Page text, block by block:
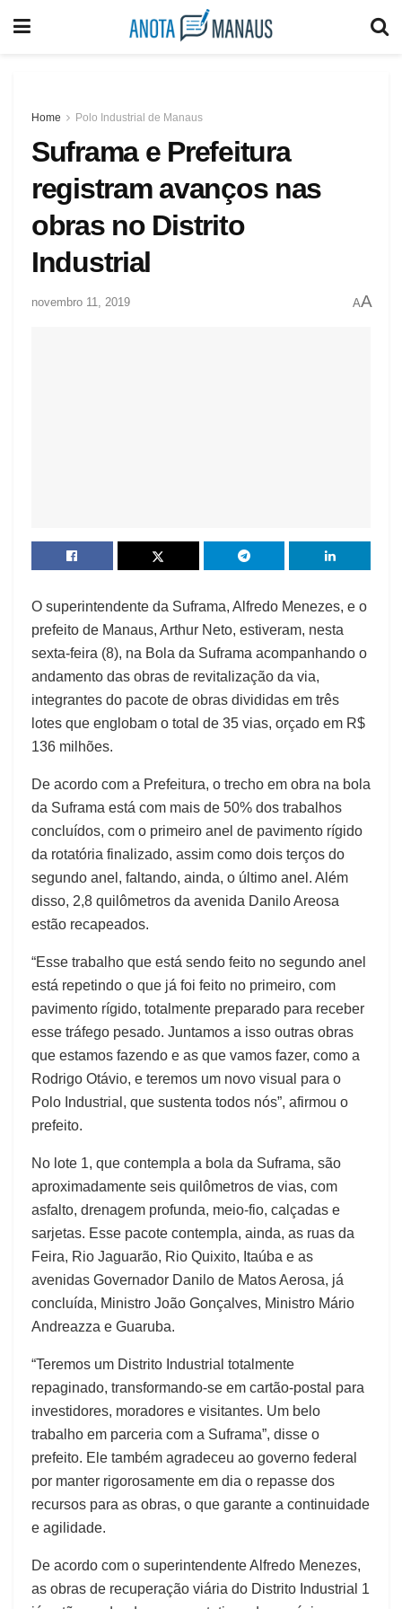
Home Polo Industrial de Manaus
Suframa e Prefeitura
registram avanços nas
obras no Distrito
Industrial
novembro 11, 2019 AA
O superintendente da Suframa, Alfredo Menezes, e o
prefeito de Manaus, Arthur Neto, estiveram, nesta
sexta-feira (8), na Bola da Suframa acompanhando o
andamento das obras de revitalização da via,
integrantes do pacote de obras divididas em três
lotes que englobam o total de 35 vias, orçado em R$
136 milhões.
De acordo com a Prefeitura, o trecho em obra na bola
da Suframa está com mais de 50% dos trabalhos
concluídos, com o primeiro anel de pavimento rígido
da rotatória finalizado, assim como dois terços do
segundo anel, faltando, ainda, o último anel. Além
disso, 2,8 quilômetros da avenida Danilo Areosa
estão recapeados.
“Esse trabalho que está sendo feito no segundo anel
está repetindo o que já foi feito no primeiro, com
pavimento rígido, totalmente preparado para receber
esse tráfego pesado. Juntamos a isso outras obras
que estamos fazendo e as que vamos fazer, como a
Rodrigo Otávio, e teremos um novo visual para o
Polo Industrial, que sustenta todos nós”, afirmou o
prefeito.
No lote 1, que contempla a bola da Suframa, são
aproximadamente seis quilômetros de vias, com
asfalto, drenagem profunda, meio-fio, calçadas e
sarjetas. Esse pacote contempla, ainda, as ruas da
Feira, Rio Jaguarão, Rio Quixito, Itaúba e as
avenidas Governador Danilo de Matos Aerosa, já
concluída, Ministro João Gonçalves, Ministro Mário
Andreazza e Guaruba.
“Teremos um Distrito Industrial totalmente
repaginado, transformando-se em cartão-postal para
investidores, moradores e visitantes. Um belo
trabalho em parceria com a Suframa”, disse o
prefeito. Ele também agradeceu ao governo federal
por manter rigorosamente em dia o repasse dos
recursos para as obras, o que garante a continuidade
e agilidade.
De acordo com o superintendente Alfredo Menezes,
as obras de recuperação viária do Distrito Industrial 1